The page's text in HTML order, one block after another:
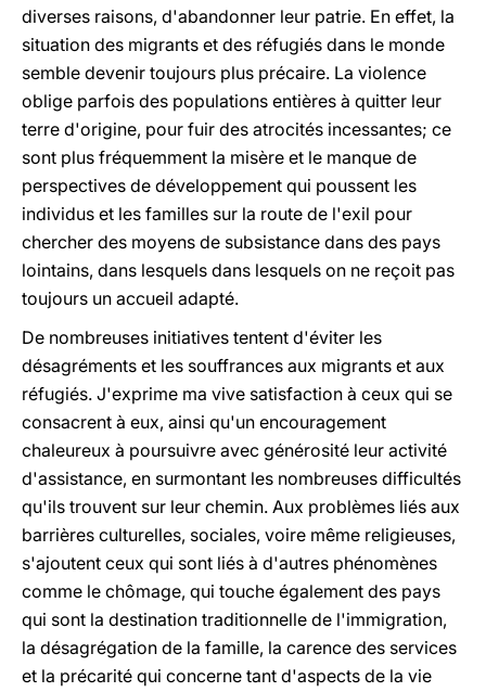
diverses raisons, d'abandonner leur patrie. En effet, la
situation des migrants et des réfugiés dans le monde
semble devenir toujours plus précaire. La violence
oblige parfois des populations entières à quitter leur
terre d'origine, pour fuir des atrocités incessantes; ce
sont plus fréquemment la misère et le manque de
perspectives de développement qui poussent les
individus et les familles sur la route de l'exil pour
chercher des moyens de subsistance dans des pays
lointains, dans lesquels dans lesquels on ne reçoit pas
toujours un accueil adapté.
De nombreuses initiatives tentent d'éviter les
désagréments et les souffrances aux migrants et aux
réfugiés. J'exprime ma vive satisfaction à ceux qui se
consacrent à eux, ainsi qu'un encouragement
chaleureux à poursuivre avec générosité leur activité
d'assistance, en surmontant les nombreuses difficultés
qu'ils trouvent sur leur chemin. Aux problèmes liés aux
barrières culturelles, sociales, voire même religieuses,
s'ajoutent ceux qui sont liés à d'autres phénomènes
comme le chômage, qui touche également des pays
qui sont la destination traditionnelle de l'immigration,
la désagrégation de la famille, la carence des services
et la précarité qui concerne tant d'aspects de la vie